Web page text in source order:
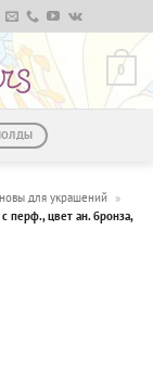
0
для украшений »
перф., цвет ан. бронза,